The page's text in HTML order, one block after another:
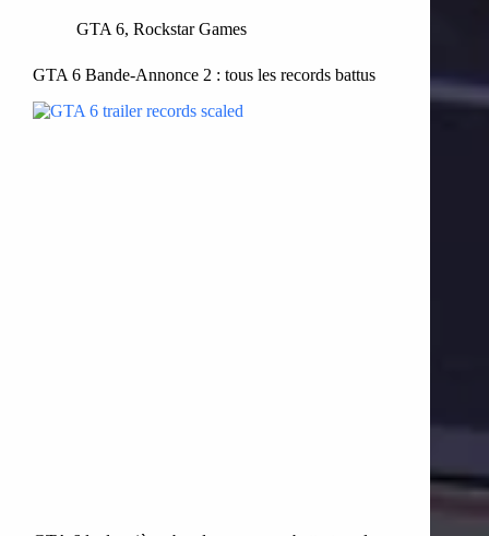
GTA 6, Rockstar Games
GTA 6 Bande-Annonce 2 : tous les records battus